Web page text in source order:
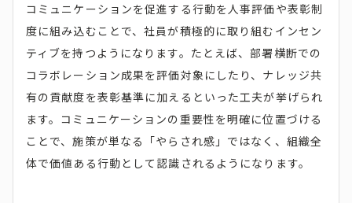
コミュニケーションを促進する行動を人事評価や表彰制
度に組み込むことで、社員が積極的に取り組むインセン
ティブを持つようになります。たとえば、部署横断での
コラボレーション成果を評価対象にしたり、ナレッジ共
有の貢献度を表彰基準に加えるといった工夫が挙げられ
ます。コミュニケーションの重要性を明確に位置づける
ことで、施策が単なる「やらされ感」ではなく、組織全
体で価値ある行動として認識されるようになります。